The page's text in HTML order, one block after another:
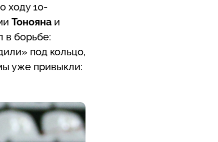
ходу 10-
Тонояна и
в борьбе:
под кольцо,
уже привыкли: